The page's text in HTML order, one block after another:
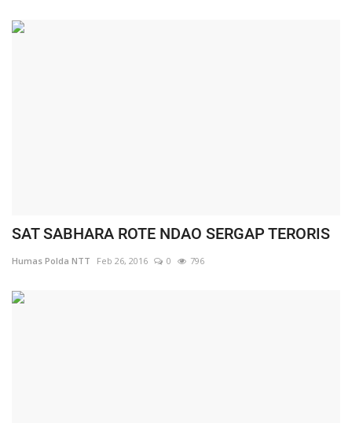
SAT SABHARA ROTE NDAO SERGAP TERORIS
Humas Polda NTT Feb 26, 2016 0 796